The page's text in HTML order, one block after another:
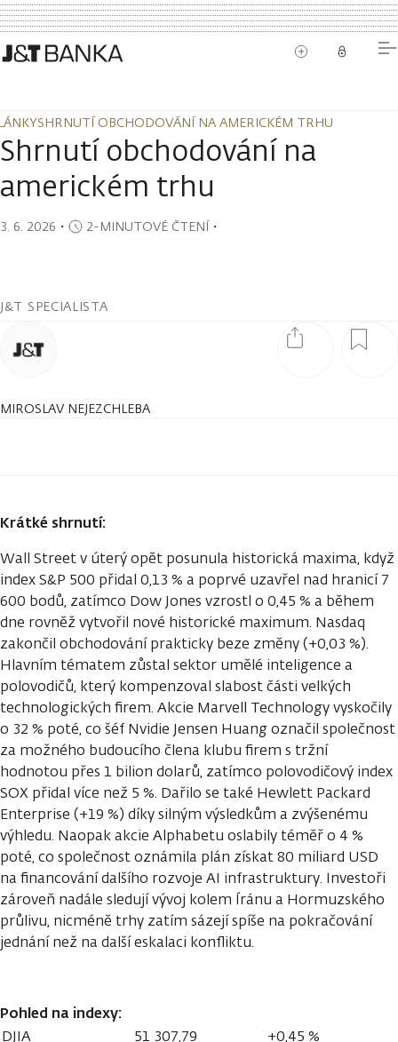
SHRNUTÍ OBCHODOVÁNÍ NA AMERICKÉM TRHU
SHRNUTÍ OBCHODOVÁNÍ NA AMERICKÉM TRHU
Shrnutí obchodování na
americkém trhu
3. 6. 2026 ・ 2-MINUTOVÉ ČTENÍ・
J&T SPECIALISTA
MIROSLAV NEJEZCHLEBA
Krátké shrnutí:
Wall Street v úterý opět posunula historická maxima, když
index S&P 500 přidal 0,13 % a poprvé uzavřel nad hranicí 7
600 bodů, zatímco Dow Jones vzrostl o 0,45 % a během
dne rovněž vytvořil nové historické maximum. Nasdaq
zakončil obchodování prakticky beze změny (+0,03 %).
Hlavním tématem zůstal sektor umělé inteligence a
polovodičů, který kompenzoval slabost části velkých
technologických firem. Akcie Marvell Technology vyskočily
o 32 % poté, co šéf Nvidie Jensen Huang označil společnost
za možného budoucího člena klubu firem s tržní
hodnotou přes 1 bilion dolarů, zatímco polovodičový index
SOX přidal více než 5 %. Dařilo se také Hewlett Packard
Enterprise (+19 %) díky silným výsledkům a zvýšenému
výhledu. Naopak akcie Alphabetu oslabily téměř o 4 %
poté, co společnost oznámila plán získat 80 miliard USD
na financování dalšího rozvoje AI infrastruktury. Investoři
zároveň nadále sledují vývoj kolem Íránu a Hormuzského
průlivu, nicméně trhy zatím sázejí spíše na pokračování
jednání než na další eskalaci konfliktu.
Pohled na indexy:
DJIA 51 307,79
+0,45 %